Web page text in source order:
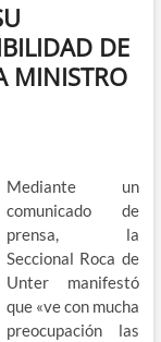
m
e
DE
MINISTRO
Mediante un
comunicado de
prensa, la
Seccional Roca de
Unter manifestó
que «ve con mucha
preocupación las